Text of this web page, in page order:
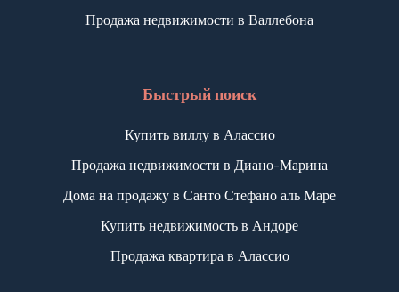
Продажа недвижимости в Валлебона
Быстрый поиск
Купить виллу в Алассио
Продажа недвижимости в Диано-Марина
Дома на продажу в Санто Стефано аль Маре
Купить недвижимость в Андоре
Продажа квартира в Алассио